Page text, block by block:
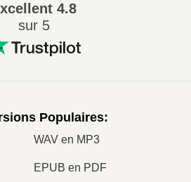
4.8
sur 5
Populaires:
WAV en MP3
EPUB en PDF